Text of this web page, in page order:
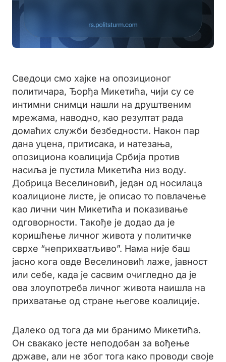
Сведоци смо хајке на опозиционог
политичара, Ђорђа Микетића, чији су се
интимни снимци нашли на друштвеним
мрежама, наводно, као резултат рада
домаћих служби безбедности. Након пар
дана уцена, притисака, и натезања,
опозициона коалиција Србија против
насиља је пустила Микетића низ воду.
Добрица Веселиновић, један од носилаца
коалиционе листе, је описао то повлачење
као лични чин Микетића и показивање
одговорности. Такође је додао да је
коришћење личног живота у политичке
сврхе “неприхватљиво”. Нама није баш
јасно кога овде Веселиновић лаже, јавност
или себе, када је сасвим очигледно да је
ова злоупотреба личног живота наишла на
прихватање од стране његове коалиције.
Далеко од тога да ми бранимо Микетића.
Он свакако јесте неподобан за вођење
државе, али не због тога како проводи своје